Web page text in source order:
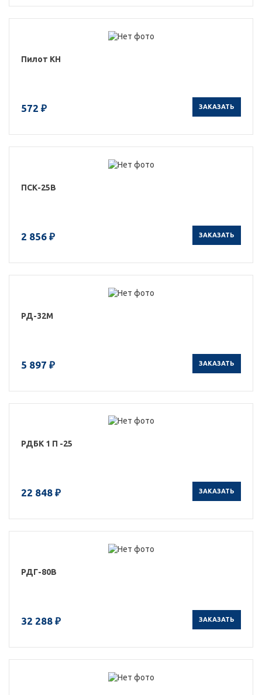
Пилот КН
572 ₽ ЗАКАЗАТЬ
ПСК-25В
2 856 ₽ ЗАКАЗАТЬ
РД-32М
5 897 ₽ ЗАКАЗАТЬ
РДБК 1 П -25
22 848 ₽ ЗАКАЗАТЬ
РДГ-80В
32 288 ₽ ЗАКАЗАТЬ